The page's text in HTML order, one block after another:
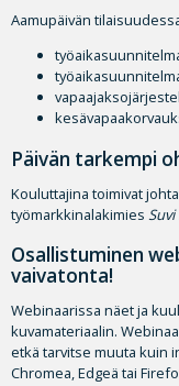
Aamupäivän
Päivän tarkempi
Kouluttajina toimivat
työmarkkinalakimies
Osallistuminen
vaivatonta!
Webinaarissa näet ja
kuvamateriaalin.
etkä tarvitse muuta kuin
Chromea, Edgeä tai